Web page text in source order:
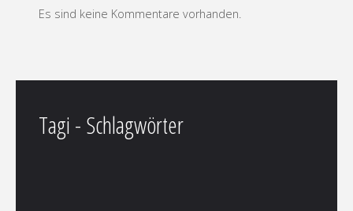
Es sind keine Kommentare vorhanden.
Tagi - Schlagwörter